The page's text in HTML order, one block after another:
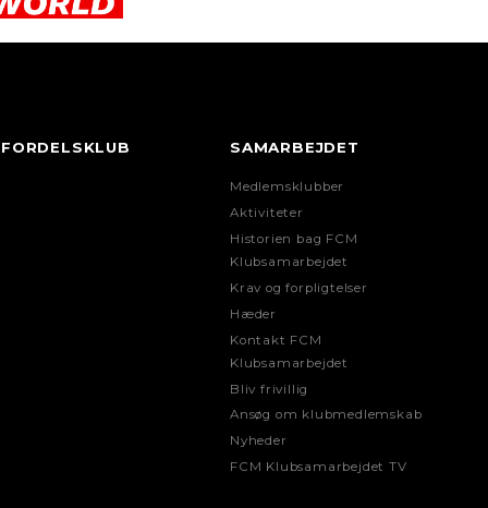
FORDELSKLUB SAMARBEJDET
Medlemsklubber
Aktiviteter
Historien bag FCM
Klubsamarbejdet
Krav og forpligtelser
Hæder
Kontakt FCM
Klubsamarbejdet
Bliv frivillig
Ansøg om klubmedlemskab
Nyheder
FCM Klubsamarbejdet TV